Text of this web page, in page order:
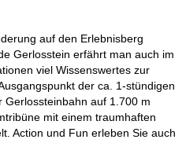
auf den Erlebnisberg
Gerlosstein erfährt man auch im
viel Wissenswertes zur
der ca. 1-stündigen
Gerlossteinbahn auf 1.700 m
mit einem traumhaften
Action und Fun erleben Sie auch